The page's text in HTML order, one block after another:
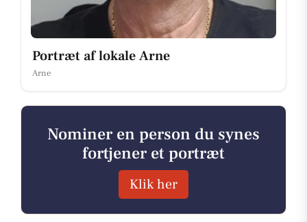
Portræt af lokale Arne
Arne
Nominer en person du synes
fortjener et portræt
Klik her